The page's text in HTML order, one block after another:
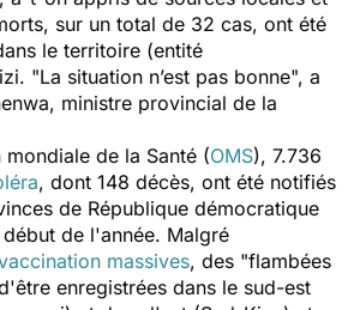
sur un total de 32 cas, ont été
le territoire (entité
"La situation n’est pas bonne", a
ministre provincial de la
de la Santé (OMS), 7.736
, dont 148 décès, ont été notifiés
de République démocratique
de l'année. Malgré
massives, des "flambées
enregistrées dans le sud-est